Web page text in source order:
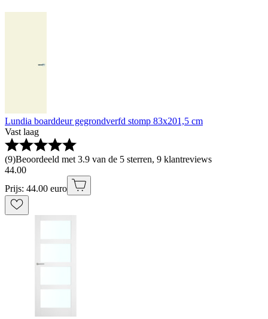
Lundia boarddeur gegrondverfd stomp 83x201,5 cm
Vast laag
(9)Beoordeeld met 3.9 van de 5 sterren, 9 klantreviews
44.00
Prijs: 44.00 euro